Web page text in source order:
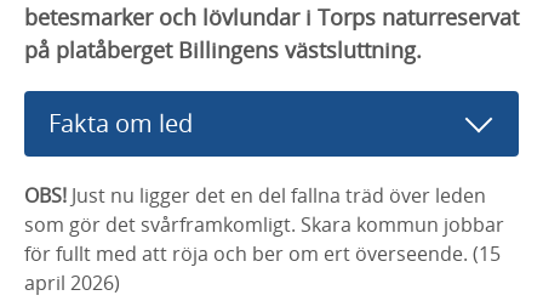
betesmarker och lövlundar i Torps naturreservat
på platåberget Billingens västsluttning.
Fakta om led
OBS! Just nu ligger det en del fallna träd över leden
som gör det svårframkomligt. Skara kommun jobbar
för fullt med att röja och ber om ert överseende. (15
april 2026)